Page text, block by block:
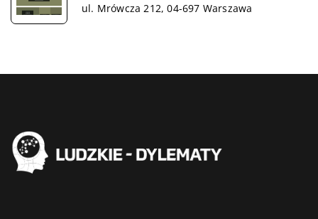
ul. Mrówcza 212, 04-697 Warszawa